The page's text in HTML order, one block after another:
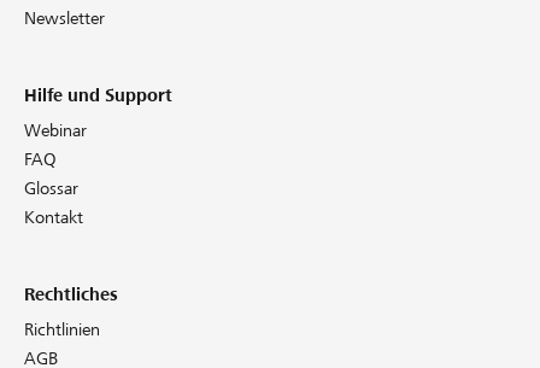
Newsletter
Hilfe und Support
Webinar
FAQ
Glossar
Kontakt
Rechtliches
Richtlinien
AGB